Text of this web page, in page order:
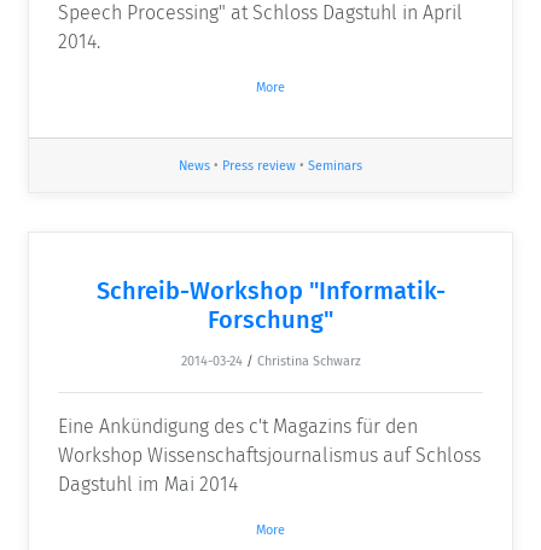
Speech Processing" at Schloss Dagstuhl in April
2014.
More
News • Press review • Seminars
Schreib-Workshop "Informatik-
Forschung"
2014-03-24 / Christina Schwarz
Eine Ankündigung des c't Magazins für den
Workshop Wissenschaftsjournalismus auf Schloss
Dagstuhl im Mai 2014
More